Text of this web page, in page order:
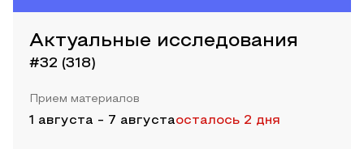
Актуальные исследования
#32 (318)
Прием материалов
1 августа - 7 августаосталось 2 дня